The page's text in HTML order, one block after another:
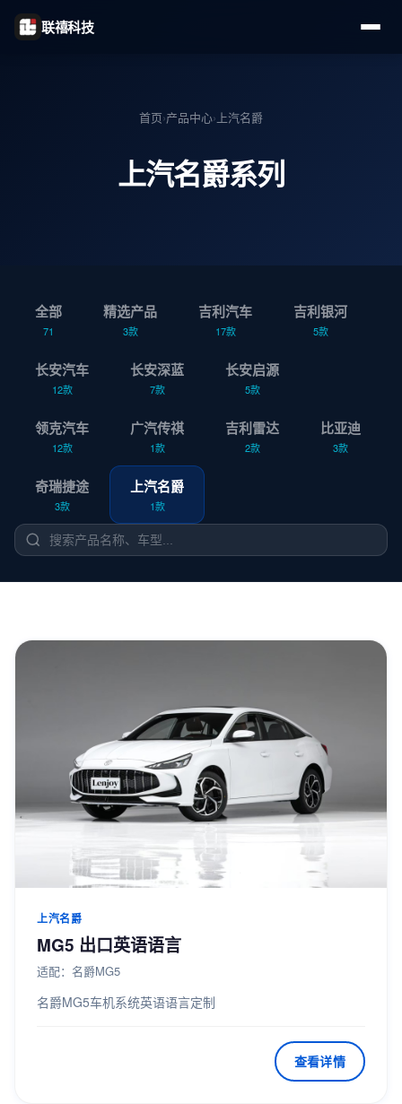
联禧科技
首页›产品中心› 上汽名爵
上汽名爵系列
全部
71
精选产品
3款
吉利汽车
17款
吉利银河
5款
长安汽车
12款
长安深蓝
7款
长安启源
5款
领克汽车
12款
广汽传祺
1款
吉利雷达
2款
比亚迪
3款
奇瑞捷途
3款
上汽名爵
1款
上汽名爵
MG5 出口英语语言
适配：名爵MG5
名爵MG5车机系统英语语言定制
查看详情